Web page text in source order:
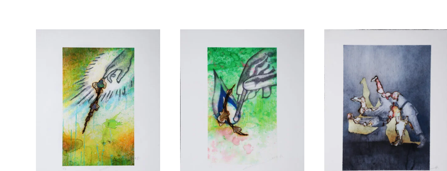
Akira Inumaru – Main
du Saint-Esprit 1/8
Akira Inumaru –
Allumette de Magritte
1/8
Akira Inumaru – Kata